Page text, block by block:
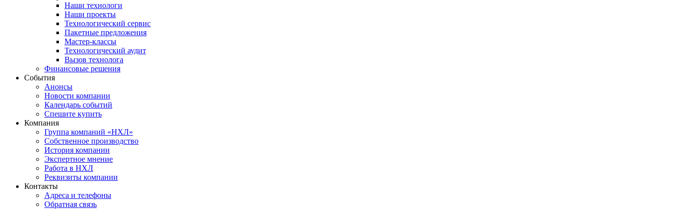
Наши технологи
Наши проекты
Технологический сервис
Пакетные предложения
Мастер-классы
Технологический аудит
Вызов технолога
Финансовые решения
События
Анонсы
Новости компании
Календарь событий
Спешите купить
Компания
Группа компаний «НХЛ»
Собственное производство
История компании
Экспертное мнение
Работа в НХЛ
Реквизиты компании
Контакты
Адреса и телефоны
Обратная связь